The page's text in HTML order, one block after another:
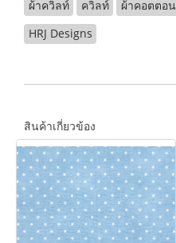
ผ้าควิลท์ ควิลท์ ผ้าคอตตอน
HRJ Designs
สินค้าเกี่ยวข้อง